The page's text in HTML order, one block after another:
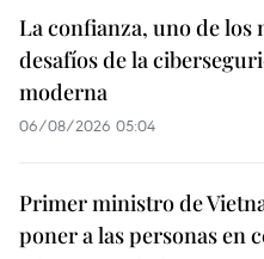
La confianza, uno de los
desafíos de la
moderna
06/08/2026 05:04
Primer ministro de
poner a las personas en